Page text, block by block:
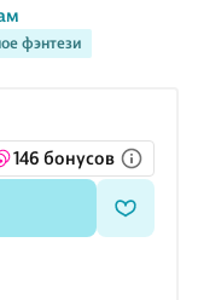
фэнтези
Это первая книга
с силой
к людям.
деревни, беда
понимает, что за
146 бонусов